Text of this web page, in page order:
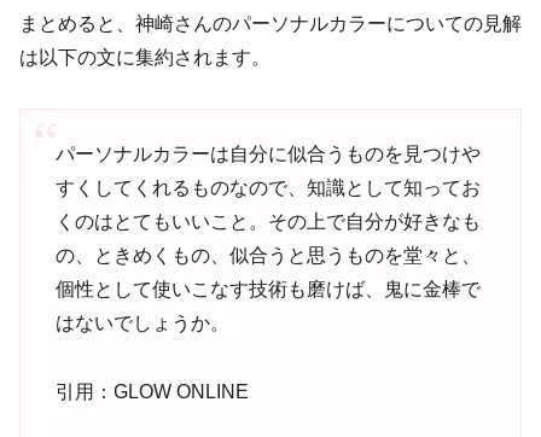
まとめると、神崎さんのパーソナルカラーについての見解
は以下の文に集約されます。
パーソナルカラーは自分に似合うものを見つけや
すくしてくれるものなので、知識として知ってお
くのはとてもいいこと。その上で自分が好きなも
の、ときめくもの、似合うと思うものを堂々と、
個性として使いこなす技術も磨けば、鬼に金棒で
はないでしょうか。
引用：GLOW ONLINE